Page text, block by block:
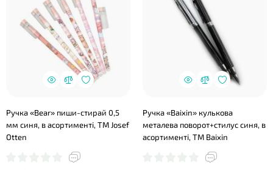
Ручка «Bear» пиши-стирай 0,5
мм синя, в асортименті, ТМ Josef
Otten
Ручка «Baixin» кулькова
металева поворот+стилус синя, в
асортименті, TM Baixin